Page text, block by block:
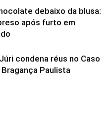
debaixo da blusa:
após furto em
condena réus no Caso
Paulista